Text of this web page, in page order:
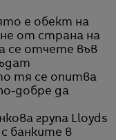
е обект на
от страна на
се отчете във
тя се опитва
добре да
група Lloyds
банките в